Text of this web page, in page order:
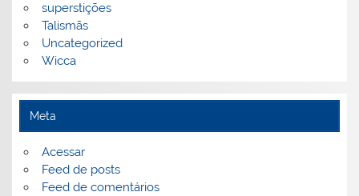
superstições
Talismãs
Uncategorized
Wicca
Meta
Acessar
Feed de posts
Feed de comentários